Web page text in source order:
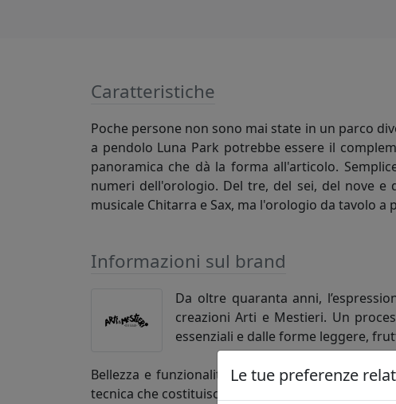
Caratteristiche
Poche persone non sono mai state in un parco
a pendolo Luna Park potrebbe essere il
panoramica che dà la forma all'articolo.
numeri dell'orologio. Del tre, del sei, del nove
musicale Chitarra e Sax, ma l'orologio da tavolo
Informazioni sul brand
Da oltre quaranta anni,
creazioni Arti e Mestieri. Un
essenziali e dalle forme leggere,
Bellezza e funzionalità, i due poli che danno
tecnica che costituisce il tratto distintivo del nostro
Le tue preferenze